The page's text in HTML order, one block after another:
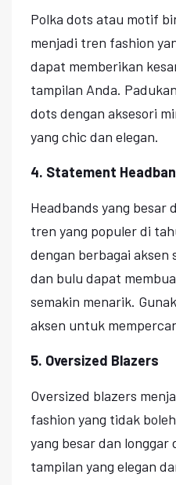
Polka dots atau motif
menjadi tren fashion
dapat memberikan
tampilan Anda.
dots dengan aksesori
yang chic dan elegan.
4. Statement
Headbands yang besar
tren yang populer di
dengan berbagai
dan bulu dapat
semakin menarik.
aksen untuk
5. Oversized Blazers
Oversized blazers
fashion yang tidak
yang besar dan longgar
tampilan yang elegan